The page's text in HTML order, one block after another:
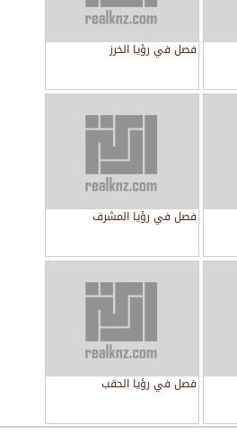
فصل في رؤيا الخرز
فصل في رؤيا المشرف
فصل في رؤيا الحقب